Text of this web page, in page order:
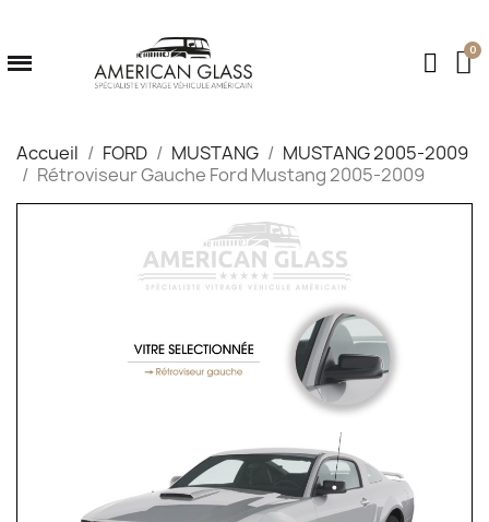
Accueil FORD MUSTANG
MUSTANG 2005-2009
Rétroviseur Gauche Ford Mustang 2005-2009